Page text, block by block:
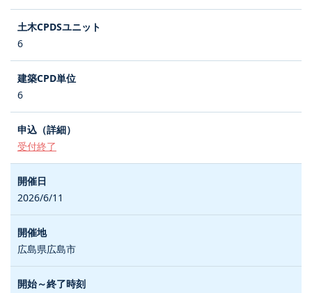
6
6
受付終了
2026/6/11
広島県広島市